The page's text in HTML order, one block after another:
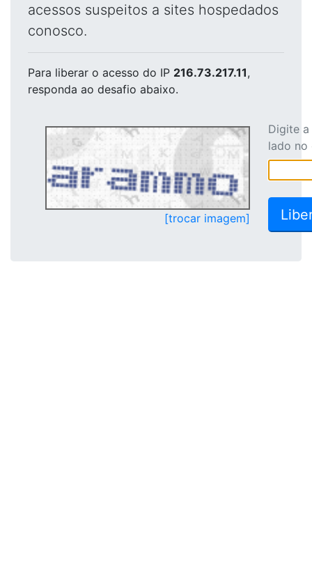
acessos suspeitos a sites hospedados
conosco.
Para liberar o acesso do IP 216.73.217.11,
responda ao desafio abaixo.
[trocar imagem]
Digite
lado no